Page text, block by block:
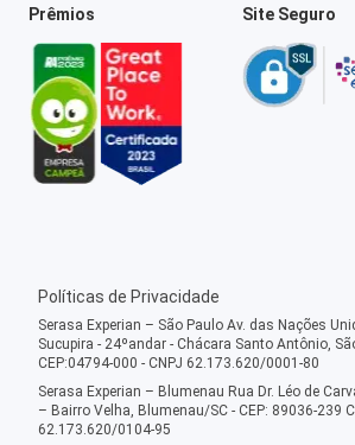
Prêmios Site Seguro
Políticas de Privacidade
Serasa Experian – São Paulo Av. das Nações
Sucupira - 24ºandar - Chácara Santo Antônio,
CEP:04794-000 - CNPJ 62.173.620/0001-80
Serasa Experian – Blumenau Rua Dr. Léo de
– Bairro Velha, Blumenau/SC - CEP: 89036-239
62.173.620/0104-95